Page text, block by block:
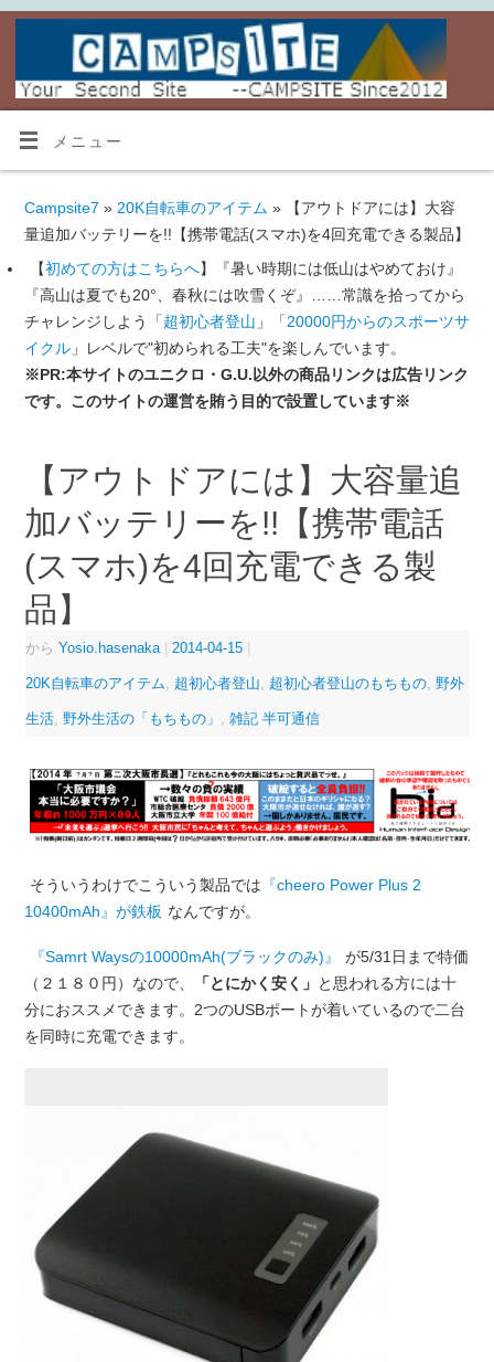
メニュー
Campsite7 » 20K自転車のアイテム » 【アウトドアには】大容
量追加バッテリーを!!【携帯電話(スマホ)を4回充電できる製品】
【初めての方はこちらへ】『暑い時期には低山はやめておけ』
『高山は夏でも20°、春秋には吹雪くぞ』……常識を拾ってから
チャレンジしよう「超初心者登山 」「20000円からのスポーツサ
イクル」レベルで"初められる工夫"を楽しんでいます。
※PR:本サイトのユニクロ・G.U.以外の商品リンクは広告リンク
です。このサイトの運営を賄う目的で設置しています※
【アウトドアには】大容量追
加バッテリーを!!【携帯電話
(スマホ)を4回充電できる製
品】
から Yosio.hasenaka 2014-04-15
20K自転車のアイテム 超初心者登山 超初心者登山のもちもの, 野外
生活, 野外生活の「もちもの」 雑記 半可通信
そういうわけでこういう製品では 『cheero Power Plus 2
10400mAh』が鉄板 なんですが。
『Samrt Waysの10000mAh(ブラックのみ)』
が5/31日まで特価
（２１８０円）なので、
「とにかく安く」 と思われる方には十
分におススメできます。2つのUSBポートが着いているので二台
を同時に充電できます。